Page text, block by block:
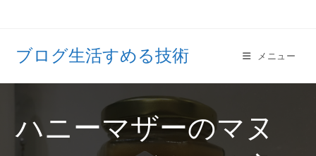
ブログ生活すめる技術 メニュー
ハニーマザーのマヌ